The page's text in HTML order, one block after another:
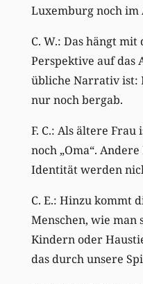
Luxemburg noch im
C. W.: Das hängt
Perspektive auf das
übliche Narrativ ist:
nur noch bergab.
F. C.: Als ältere
noch „Oma“.
Identität werden
C. E.: Hinzu kommt
Menschen, wie man
Kindern oder
das durch unsere